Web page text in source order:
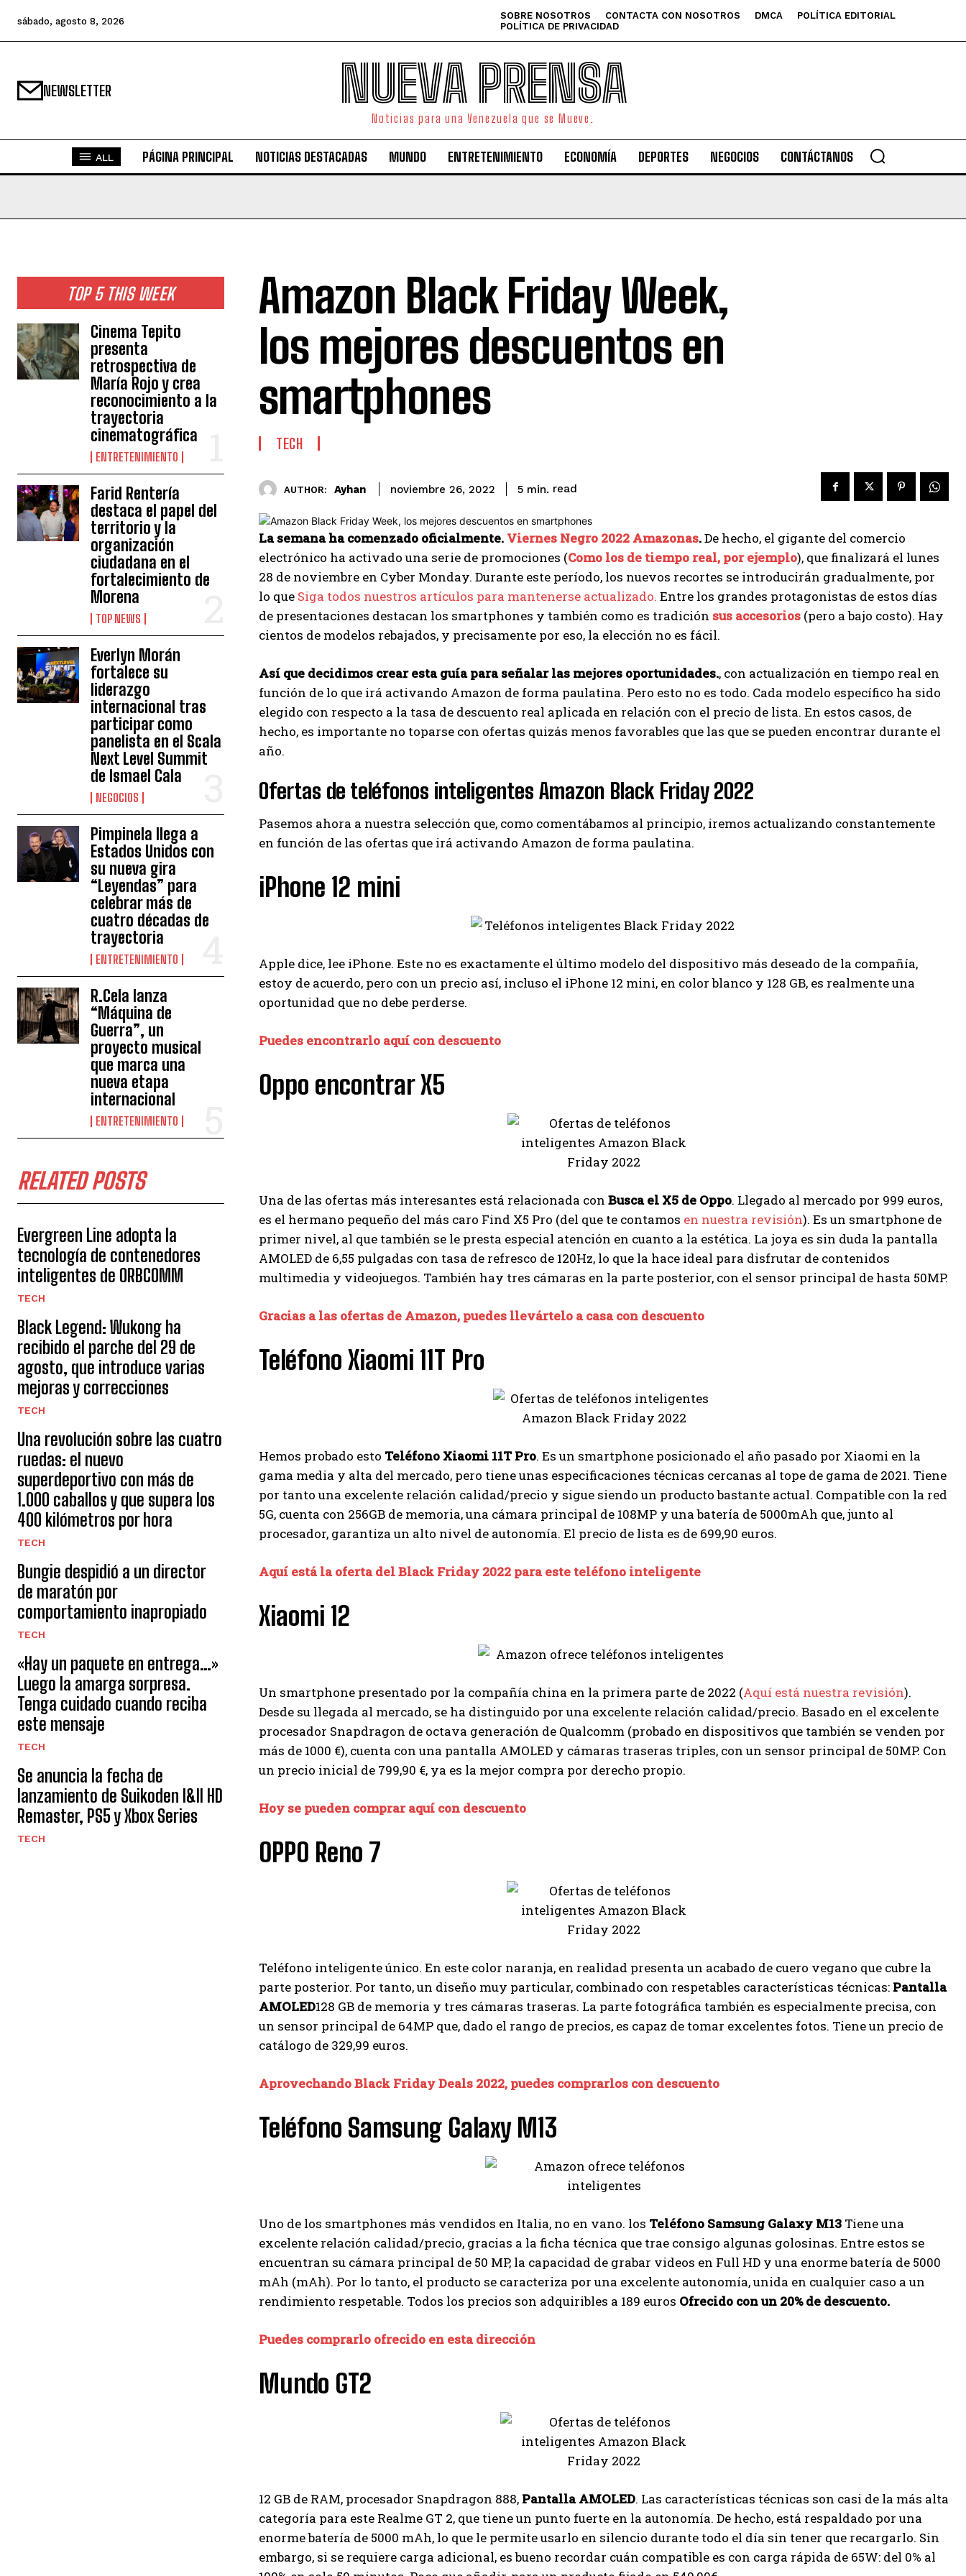
I WANT IN
I've read and accept thePrivacy Policy
Ayhan
sábado, agosto 8, 2026 SOBRE NOSOTROS CONTACTA CON NOSOTROS DMCA
POLÍTICA EDITORIAL
POLÍTICA DE PRIVACIDAD
NEWSLETTER NUEVA PRENSA
Noticias para una Venezuela que se Mueve.
ALL PÁGINA PRINCIPAL NOTICIAS DESTACADAS MUNDO ENTRETENIMIENTO ECONOMÍA DEPORTES NEGOCIOS CONTÁCTANOS
TOP 5 THIS WEEK
Cinema Tepito
presenta
retrospectiva de
María Rojo y crea
reconocimiento a la
trayectoria
cinematográfica
ENTRETENIMIENTO
Farid Rentería
destaca el papel del
territorio y la
organización
ciudadana en el
fortalecimiento de
Morena
TOP NEWS
Everlyn Morán
fortalece su
liderazgo
internacional tras
participar como
panelista en el Scala
Next Level Summit
de Ismael Cala
NEGOCIOS
Pimpinela llega a
Estados Unidos con
su nueva gira
“Leyendas” para
celebrar más de
cuatro décadas de
trayectoria
ENTRETENIMIENTO
R.Cela lanza
“Máquina de
Guerra”, un
proyecto musical
que marca una
nueva etapa
internacional
ENTRETENIMIENTO
RELATED POSTS
Evergreen Line adopta la
tecnología de contenedores
inteligentes de ORBCOMM
TECH
Black Legend: Wukong ha
recibido el parche del 29 de
agosto, que introduce varias
mejoras y correcciones
TECH
Una revolución sobre las cuatro
ruedas: el nuevo
superdeportivo con más de
1.000 caballos y que supera los
400 kilómetros por hora
TECH
Bungie despidió a un director
de maratón por
comportamiento inapropiado
TECH
«Hay un paquete en entrega…»
Luego la amarga sorpresa.
Tenga cuidado cuando reciba
este mensaje
TECH
Se anuncia la fecha de
lanzamiento de Suikoden I&II HD
Remaster, PS5 y Xbox Series
TECH
Amazon Black Friday Week,
los mejores descuentos en
smartphones
TECH
AUTHOR: Ayhan noviembre 26, 2022 5 min. read
La semana ha comenzado oficialmente. Viernes Negro 2022 Amazonas.De hecho, el gigante del comercio
electrónico ha activado una serie de promociones (Como los de tiempo real, por ejemplo), que finalizará el lunes
28 de noviembre en Cyber ​​Monday. Durante este período, los nuevos recortes se introducirán gradualmente, por
lo que Siga todos nuestros artículos para mantenerse actualizado. Entre los grandes protagonistas de estos días
de presentaciones destacan los smartphones y también como es tradición sus accesorios (pero a bajo costo). Hay
cientos de modelos rebajados, y precisamente por eso, la elección no es fácil.
Así que decidimos crear esta guía para señalar las mejores oportunidades., con actualización en tiempo real en
función de lo que irá activando Amazon de forma paulatina. Pero esto no es todo. Cada modelo específico ha sido
elegido con respecto a la tasa de descuento real aplicada en relación con el precio de lista. En estos casos, de
hecho, es importante no toparse con ofertas quizás menos favorables que las que se pueden encontrar durante el
año.
Ofertas de teléfonos inteligentes Amazon Black Friday 2022
Pasemos ahora a nuestra selección que, como comentábamos al principio, iremos actualizando constantemente
en función de las ofertas que irá activando Amazon de forma paulatina.
iPhone 12 mini
Apple dice, lee iPhone. Este no es exactamente el último modelo del dispositivo más deseado de la compañía,
estoy de acuerdo, pero con un precio así, incluso el iPhone 12 mini, en color blanco y 128 GB, es realmente una
oportunidad que no debe perderse.
Puedes encontrarlo aquí con descuento
Oppo encontrar X5
Una de las ofertas más interesantes está relacionada con Busca el X5 de Oppo. Llegado al mercado por 999 euros,
es el hermano pequeño del más caro Find X5 Pro (del que te contamos en nuestra revisión). Es un smartphone de
primer nivel, al que también se le presta especial atención en cuanto a la estética. La joya es sin duda la pantalla
AMOLED de 6,55 pulgadas con tasa de refresco de 120Hz, lo que la hace ideal para disfrutar de contenidos
multimedia y videojuegos. También hay tres cámaras en la parte posterior, con el sensor principal de hasta 50MP.
Gracias a las ofertas de Amazon, puedes llevártelo a casa con descuento
Teléfono Xiaomi 11T Pro
Hemos probado esto Teléfono Xiaomi 11T Pro. Es un smartphone posicionado el año pasado por Xiaomi en la
gama media y alta del mercado, pero tiene unas especificaciones técnicas cercanas al tope de gama de 2021. Tiene
por tanto una excelente relación calidad/precio y sigue siendo un producto bastante actual. Compatible con la red
5G, cuenta con 256GB de memoria, una cámara principal de 108MP y una batería de 5000mAh que, junto al
procesador, garantiza un alto nivel de autonomía. El precio de lista es de 699,90 euros.
Aquí está la oferta del Black Friday 2022 para este teléfono inteligente
Xiaomi 12
Un smartphone presentado por la compañía china en la primera parte de 2022 (Aquí está nuestra revisión).
Desde su llegada al mercado, se ha distinguido por una excelente relación calidad/precio. Basado en el excelente
procesador Snapdragon de octava generación de Qualcomm (probado en dispositivos que también se venden por
más de 1000 €), cuenta con una pantalla AMOLED y cámaras traseras triples, con un sensor principal de 50MP. Con
un precio inicial de 799,90 €, ya es la mejor compra por derecho propio.
Hoy se pueden comprar aquí con descuento
OPPO Reno 7
Teléfono inteligente único. En este color naranja, en realidad presenta un acabado de cuero vegano que cubre la
parte posterior. Por tanto, un diseño muy particular, combinado con respetables características técnicas: Pantalla
AMOLED128 GB de memoria y tres cámaras traseras. La parte fotográfica también es especialmente precisa, con
un sensor principal de 64MP que, dado el rango de precios, es capaz de tomar excelentes fotos. Tiene un precio de
catálogo de 329,99 euros.
Aprovechando Black Friday Deals 2022, puedes comprarlos con descuento
Teléfono Samsung Galaxy M13
Uno de los smartphones más vendidos en Italia, no en vano. los Teléfono Samsung Galaxy M13 Tiene una
excelente relación calidad/precio, gracias a la ficha técnica que trae consigo algunas golosinas. Entre estos se
encuentran su cámara principal de 50 MP, la capacidad de grabar videos en Full HD y una enorme batería de 5000
mAh (mAh). Por lo tanto, el producto se caracteriza por una excelente autonomía, unida en cualquier caso a un
rendimiento respetable. Todos los precios son adquiribles a 189 euros Ofrecido con un 20% de descuento.
Puedes comprarlo ofrecido en esta dirección
Mundo GT2
12 GB de RAM, procesador Snapdragon 888, Pantalla AMOLED. Las características técnicas son casi de la más alta
categoría para este Realme GT 2, que tiene un punto fuerte en la autonomía. De hecho, está respaldado por una
enorme batería de 5000 mAh, lo que le permite usarlo en silencio durante todo el día sin tener que recargarlo. Sin
embargo, si se requiere carga adicional, es bueno recordar cuán compatible es con carga rápida de 65W: del 0% al